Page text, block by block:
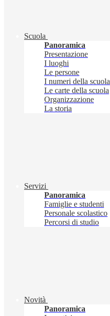
Scuola
Panoramica
Presentazione
I luoghi
Le persone
I numeri della scuola
Le carte della scuola
Organizzazione
La storia
Servizi
Panoramica
Famiglie e studenti
Personale scolastico
Percorsi di studio
Novità
Panoramica